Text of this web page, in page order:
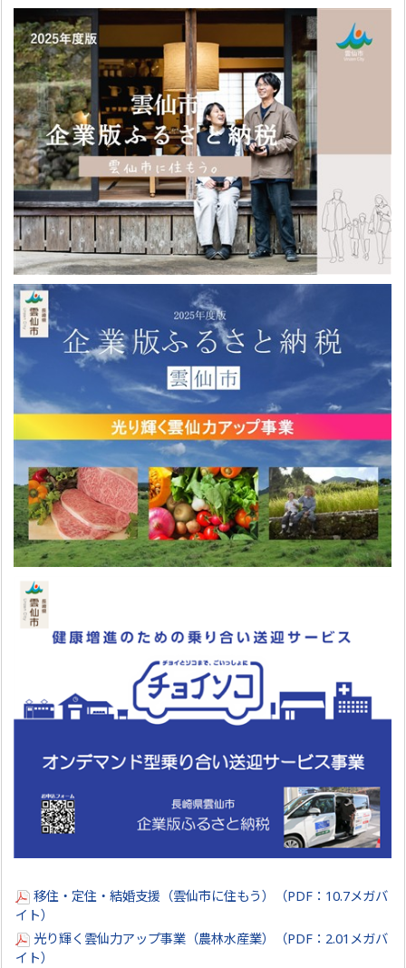
移住・定住・結婚支援（雲仙市に住もう）（PDF：10.7メガバ
イト）
光り輝く雲仙力アップ事業（農林水産業）（PDF：2.01メガバ
イト）